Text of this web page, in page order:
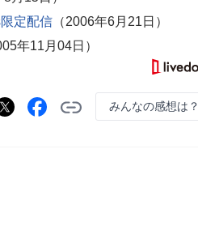
定配信 （2006年6月21日）
年11月04日）
みんなの感想は？